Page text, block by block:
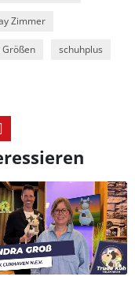
Zimmer
Größen schuhplus